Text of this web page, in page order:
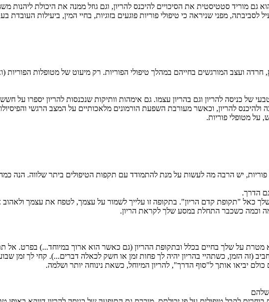
גם מוריד סטטיסטית את הסיכויים להיכנס להריון, וגם גוזל ממנה את היכולת
לסביבתה, מפני שניראה כי טיפולי פוריות פוגעים בזוגיות, בחיי המין, ביעילות
של כניסה להריון וגם בהריון עצמו. גם אימהות וותיקות שנכנסות להריון יספרו על
להריון, וכאשר מעורבת השפעת הורמונים מלאכותיים על המצב הרגשי
על מטופלי פוריות.
פוריות, יש הרבה מה לעשות על מנת להתמודד עם תקפות הטיפולים ביתר שלווה. הנה
הדרך.
כאל "תקופת קדם הריון". בתקופה זו עלייך לשמור על עצמך, לטפח את עצמך
וכמה כשכבר התחלת במסע שלך לקראת הריון.
על שלך בחיים בכלל ובתקופת ההריון (גם כאשר הוא ארוך במיוחד...) בפרט. אל
(זה הזמן, כשתהיי בהריון יהיה לך פחות זמן או חשק לכאלה דברים...). קחי לך זמן
כולם יביאו אותך ל"סוף הדרך", להריון המיוחל, כשאת נינוחה יותר ושלמה.
שלהם